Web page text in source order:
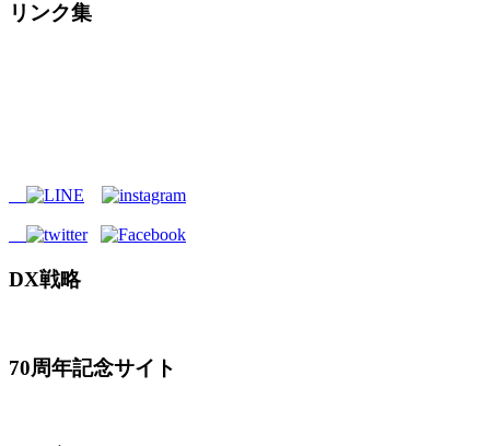
リンク集
DX戦略
70周年記念サイト